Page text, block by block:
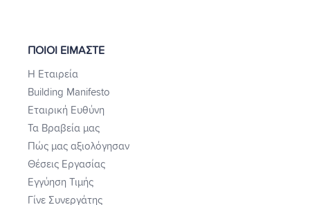
ΠΟΙΟΙ ΕΙΜΑΣΤΕ
Η Εταιρεία
Building Manifesto
Εταιρική Ευθύνη
Τα Βραβεία μας
Πώς μας αξιολόγησαν
Θέσεις Εργασίας
Εγγύηση Τιμής
Γίνε Συνεργάτης